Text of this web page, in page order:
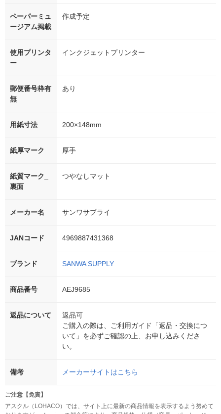
ペーパーミュ
ージアム掲載
作成予定
使用プリンタ
ー
インクジェットプリンター
郵便番号枠有
無
あり
用紙寸法 200×148mm
紙厚マーク 厚手
紙質マーク_
裏面
つやなしマット
メーカー名 サンワサプライ
JANコード 4969887431368
ブランド SANWA SUPPLY
商品番号 AEJ9685
返品について
返品可
ご購入の際は、ご利用ガイド「返品・交換につ
いて」を必ずご確認の上、お申し込みくださ
い。
備考 メーカーサイトはこちら
ご注意【免責】
アスクル（LOHACO）では、サイト上に最新の商品情報を表示するよう努めて